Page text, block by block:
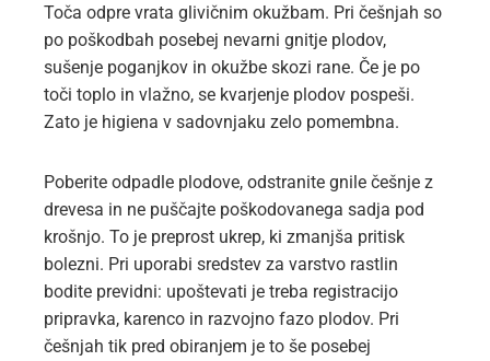
Toča odpre vrata glivičnim okužbam. Pri češnjah so
po poškodbah posebej nevarni gnitje plodov,
sušenje poganjkov in okužbe skozi rane. Če je po
toči toplo in vlažno, se kvarjenje plodov pospeši.
Zato je higiena v sadovnjaku zelo pomembna.
Poberite odpadle plodove, odstranite gnile češnje z
drevesa in ne puščajte poškodovanega sadja pod
krošnjo. To je preprost ukrep, ki zmanjša pritisk
bolezni. Pri uporabi sredstev za varstvo rastlin
bodite previdni: upoštevati je treba registracijo
pripravka, karenco in razvojno fazo plodov. Pri
češnjah tik pred obiranjem je to še posebej